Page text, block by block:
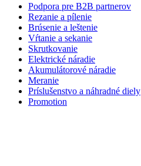
Podpora pre B2B partnerov
Rezanie a pílenie
Brúsenie a leštenie
Vŕtanie a sekanie
Skrutkovanie
Elektrické náradie
Akumulátorové náradie
Meranie
Príslušenstvo a náhradné diely
Promotion